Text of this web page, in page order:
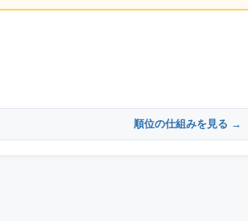
順位の仕組みを見る →